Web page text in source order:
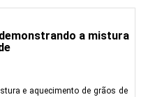
a mistura
e aquecimento de grãos de